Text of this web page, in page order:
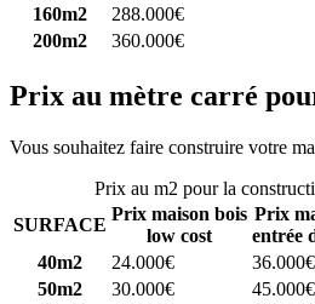
160m2
288.000€
200m2
360.000€
Prix au mètre carré
Vous souhaitez faire construire votre
Prix au m2 pour la
SURFACE
Prix maison bois
low cost
Prix
entrée
40m2
24.000€ 36.000€
50m2
30.000€ 45.000€